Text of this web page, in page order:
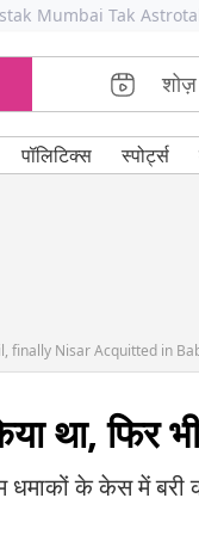
Mumbai Tak
शोज़
पॉलिटिक्स स्पोर्ट्स
finally Nisar Acquitted in
था, फिर
धमाकों के केस में बरी